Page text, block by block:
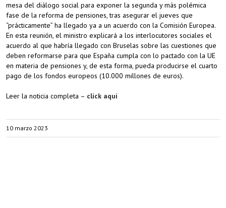
mesa del diálogo social para exponer la segunda y más polémica
fase de la reforma de pensiones, tras asegurar el jueves que
“prácticamente” ha llegado ya a un acuerdo con la Comisión Europea.
En esta reunión, el ministro explicará a los interlocutores sociales el
acuerdo al que habría llegado con Bruselas sobre las cuestiones que
deben reformarse para que España cumpla con lo pactado con la UE
en materia de pensiones y, de esta forma, pueda producirse el cuarto
pago de los fondos europeos (10.000 millones de euros).
Leer la noticia completa – click aquí
10 marzo 2023